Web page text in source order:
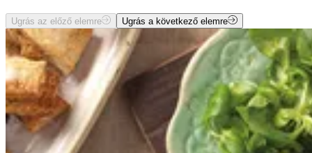
Ugrás az előző elemre Ugrás a következő elemre